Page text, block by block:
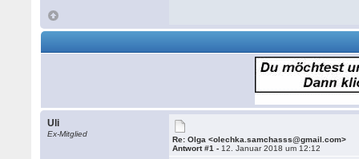
Uli
Ex-Mitglied
Re: Olga <olechka.samchasss@gmail.com>
Antwort #1 - 12. Januar 2018 um 12:12